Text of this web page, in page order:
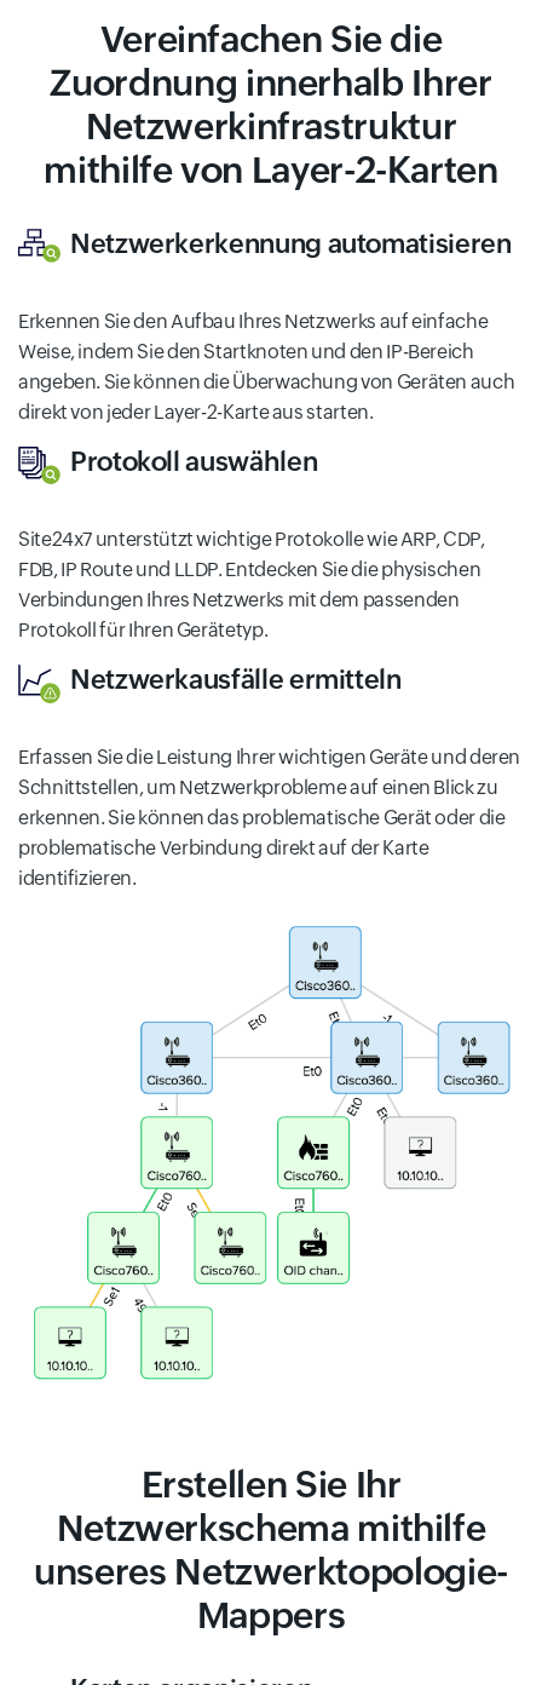
Vereinfachen Sie die
Zuordnung innerhalb Ihrer
Netzwerkinfrastruktur
mithilfe von Layer-2-Karten
Netzwerkerkennung automatisieren
Erkennen Sie den Aufbau Ihres Netzwerks auf einfache
Weise, indem Sie den Startknoten und den IP-Bereich
angeben. Sie können die Überwachung von Geräten auch
direkt von jeder Layer-2-Karte aus starten.
Protokoll auswählen
Site24x7 unterstützt wichtige Protokolle wie ARP, CDP,
FDB, IP Route und LLDP. Entdecken Sie die physischen
Verbindungen Ihres Netzwerks mit dem passenden
Protokoll für Ihren Gerätetyp.
Netzwerkausfälle ermitteln
Erfassen Sie die Leistung Ihrer wichtigen Geräte und deren
Schnittstellen, um Netzwerkprobleme auf einen Blick zu
erkennen. Sie können das problematische Gerät oder die
problematische Verbindung direkt auf der Karte
identifizieren.
Erstellen Sie Ihr
Netzwerkschema mithilfe
unseres Netzwerktopologie-
Mappers